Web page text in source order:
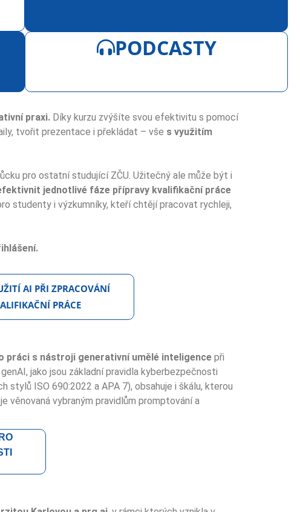
PODCASTY
praxi. Díky kurzu zvýšíte svou efektivitu s pomocí
tvořit prezentace i překládat – vše s využitím
pro ostatní studující ZČU. Užitečný ale může být i
jednotlivé fáze přípravy kvalifikační práce
studenty i výzkumníky, kteří chtějí pracovat rychleji,
AI PŘI ZPRACOVÁNÍ
PRÁCE
s nástroji generativní umělé inteligence při
jako jsou základní pravidla kyberbezpečnosti
ISO 690:2022 a APA 7), obsahuje i škálu, kterou
věnovaná vybraným pravidlům promptování a